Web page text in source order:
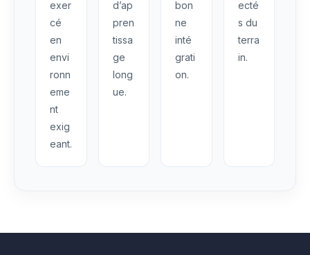
exer
cé
en
envi
ronn
eme
nt
exig
eant.
d’ap
pren
tissa
ge
long
ue.
bon
ne
inté
grati
on.
ecté
s du
terra
in.